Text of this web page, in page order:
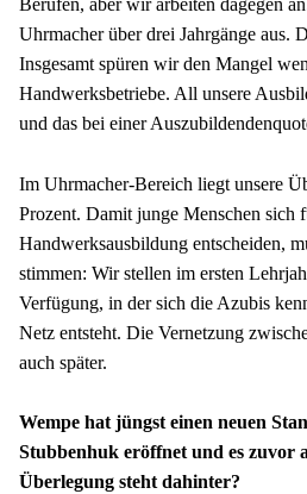
Berufen, aber wir arbeiten dagegen
Uhrmacher über drei Jahrgänge aus.
Insgesamt spüren wir den Mangel
Handwerksbetriebe. All unsere
und das bei einer
Im Uhrmacher-Bereich liegt unsere
Prozent. Damit junge Menschen sich
Handwerksausbildung entscheiden,
stimmen: Wir stellen im ersten
Verfügung, in der sich die Azubis
Netz entsteht. Die Vernetzung
auch später.
Wempe hat jüngst einen neuen
Stubbenhuk eröffnet und es zuvor
Überlegung steht dahinter?